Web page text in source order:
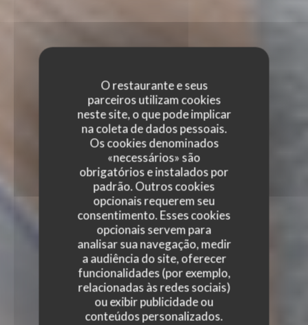
O restaurante e seus
parceiros utilizam cookies
neste site, o que pode implicar
na coleta de dados pessoais.
Os cookies denominados
«necessários» são
obrigatórios e instalados por
padrão. Outros cookies
opcionais requerem seu
consentimento. Esses cookies
opcionais servem para
analisar sua navegação, medir
a audiência do site, oferecer
funcionalidades (por exemplo,
relacionadas às redes sociais)
ou exibir publicidade ou
conteúdos personalizados.